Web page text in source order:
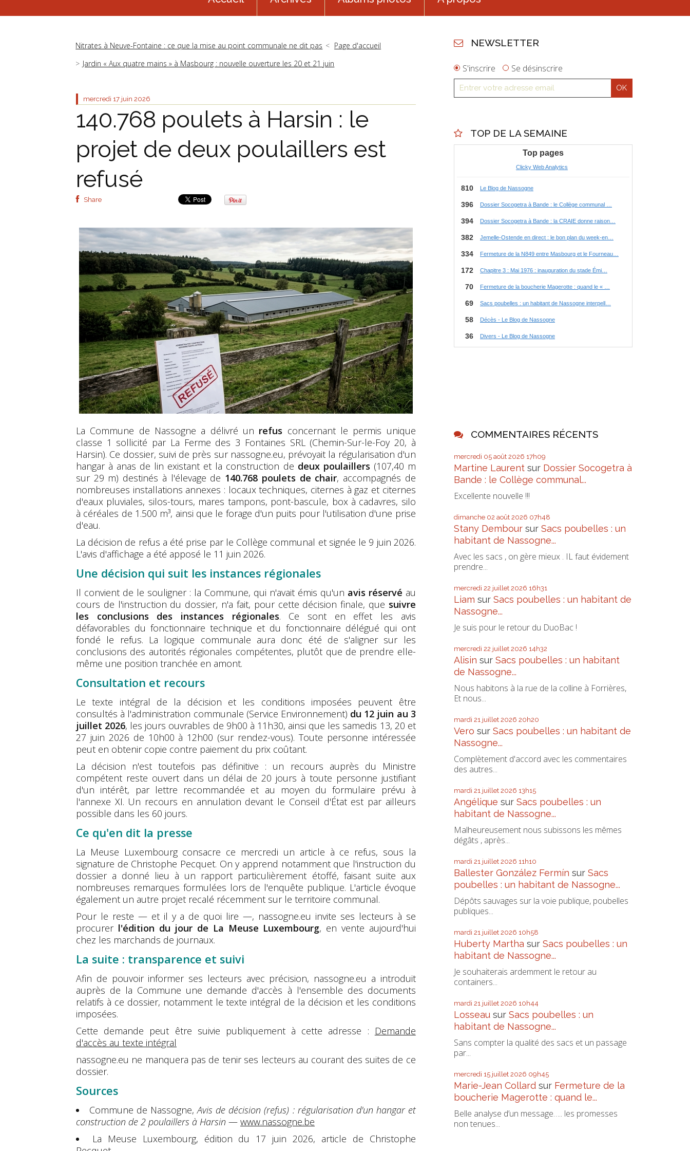
Nitrates à Neuve-Fontaine : ce que la mise au point communale ne dit pas
Page d'accueil
Jardin « Aux quatre mains » à Masbourg : nouvelle ouverture les 20 et 21 juin
mercredi 17 juin 2026
140.768 poulets à Harsin : le
projet de deux poulaillers est
refusé
Share
La Commune de Nassogne a délivré un refus concernant le permis unique
classe 1 sollicité par La Ferme des 3 Fontaines SRL (Chemin-Sur-le-Foy 20, à
Harsin). Ce dossier, suivi de près sur nassogne.eu, prévoyait la régularisation d'un
hangar à anas de lin existant et la construction de deux poulaillers (107,40 m
sur 29 m) destinés à l'élevage de 140.768 poulets de chair, accompagnés de
nombreuses installations annexes : locaux techniques, citernes à gaz et citernes
d'eaux pluviales, silos-tours, mares tampons, pont-bascule, box à cadavres, silo
à céréales de 1.500 m³, ainsi que le forage d'un puits pour l'utilisation d'une prise
d'eau.
La décision de refus a été prise par le Collège communal et signée le 9 juin 2026.
L'avis d'affichage a été apposé le 11 juin 2026.
Une décision qui suit les instances régionales
Il convient de le souligner : la Commune, qui n'avait émis qu'un avis réservé au
cours de l'instruction du dossier, n'a fait, pour cette décision finale, que suivre
les conclusions des instances régionales. Ce sont en effet les avis
défavorables du fonctionnaire technique et du fonctionnaire délégué qui ont
fondé le refus. La logique communale aura donc été de s'aligner sur les
conclusions des autorités régionales compétentes, plutôt que de prendre elle-
même une position tranchée en amont.
Consultation et recours
Le texte intégral de la décision et les conditions imposées peuvent être
consultés à l'administration communale (Service Environnement) du 12 juin au 3
juillet 2026, les jours ouvrables de 9h00 à 11h30, ainsi que les samedis 13, 20 et
27 juin 2026 de 10h00 à 12h00 (sur rendez-vous). Toute personne intéressée
peut en obtenir copie contre paiement du prix coûtant.
La décision n'est toutefois pas définitive : un recours auprès du Ministre
compétent reste ouvert dans un délai de 20 jours à toute personne justifiant
d'un intérêt, par lettre recommandée et au moyen du formulaire prévu à
l'annexe XI. Un recours en annulation devant le Conseil d'État est par ailleurs
possible dans les 60 jours.
Ce qu'en dit la presse
La Meuse Luxembourg consacre ce mercredi un article à ce refus, sous la
signature de Christophe Pecquet. On y apprend notamment que l'instruction du
dossier a donné lieu à un rapport particulièrement étoffé, faisant suite aux
nombreuses remarques formulées lors de l'enquête publique. L'article évoque
également un autre projet recalé récemment sur le territoire communal.
Pour le reste — et il y a de quoi lire —, nassogne.eu invite ses lecteurs à se
procurer l'édition du jour de La Meuse Luxembourg, en vente aujourd'hui
chez les marchands de journaux.
La suite : transparence et suivi
Afin de pouvoir informer ses lecteurs avec précision, nassogne.eu a introduit
auprès de la Commune une demande d'accès à l'ensemble des documents
relatifs à ce dossier, notamment le texte intégral de la décision et les conditions
imposées.
Cette demande peut être suivie publiquement à cette adresse : Demande
d'accès au texte intégral
nassogne.eu ne manquera pas de tenir ses lecteurs au courant des suites de ce
dossier.
Sources
Commune de Nassogne,Avis de décision (refus) : régularisation d'un hangar et
construction de 2 poulaillers à Harsin — www.nassogne.be
La Meuse Luxembourg, édition du 17 juin 2026, article de Christophe
NEWSLETTER
S'inscrire Se désinscrire
TOP DE LA SEMAINE
COMMENTAIRES RÉCENTS
mercredi 05 août 2026 17h09
Martine Laurent sur Dossier Socogetra à
Bande : le Collège communal...
Excellente nouvelle !!!
dimanche 02 août 2026 07h48
Stany Dembour surSacs poubelles : un
habitant de Nassogne...
Avec les sacs , on gère mieux . IL faut évidement
prendre...
mercredi 22 juillet 2026 16h31
Liam surSacs poubelles : un habitant de
Nassogne...
Je suis pour le retour du DuoBac !
mercredi 22 juillet 2026 14h32
Alisin surSacs poubelles : un habitant
de Nassogne...
Nous habitons à la rue de la colline à Forrières,
Et nous...
mardi 21 juillet 2026 20h20
Vero surSacs poubelles : un habitant de
Nassogne...
Complètement d'accord avec les commentaires
des autres...
mardi 21 juillet 2026 13h15
Angélique surSacs poubelles : un
habitant de Nassogne...
Malheureusement nous subissons les mêmes
dégâts , après...
mardi 21 juillet 2026 11h10
Ballester González Fermín surSacs
poubelles : un habitant de Nassogne...
Dépôts sauvages sur la voie publique, poubelles
publiques...
mardi 21 juillet 2026 10h58
Huberty Martha surSacs poubelles : un
habitant de Nassogne...
Je souhaiterais ardemment le retour au
containers...
mardi 21 juillet 2026 10h44
Losseau surSacs poubelles : un
habitant de Nassogne...
Sans compter la qualité des sacs et un passage
par...
mercredi 15 juillet 2026 09h45
Marie-Jean Collard sur Fermeture de la
boucherie Magerotte : quand le...
Belle analyse d’un message….. les promesses
non tenues...